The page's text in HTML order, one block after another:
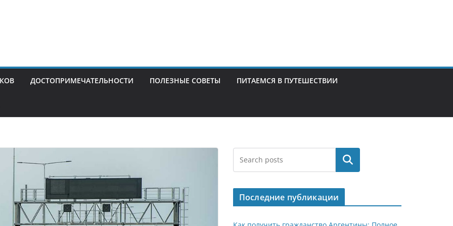
ДОСТОПРИМЕЧАТЕЛЬНОСТИ ПОЛЕЗНЫЕ СОВЕТЫ ПИТАЕМСЯ В ПУТЕШЕСТВИИ
Поиск
Последние публикации